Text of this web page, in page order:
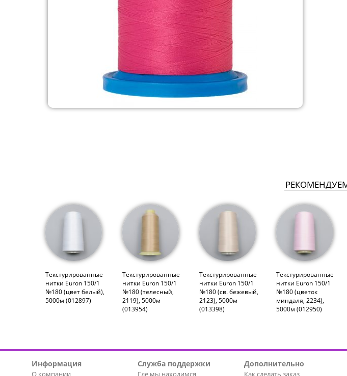
Текстурированные
нитки Euron 150/1
№180 (цвет белый),
5000м (012897)
Текстурированные
нитки Euron 150/1
№180 (телесный,
2119), 5000м
(013954)
Текстурированные
нитки Euron 150/1
№180 (св. бежевый,
2123), 5000м
(013398)
Текстурированные
нитки Euron 150/1
№180 (цветок
миндаля, 2234),
5000м (012950)
Информация
О компании
Служба поддержки
Где мы находимся
Дополнительно
Как сделать заказ